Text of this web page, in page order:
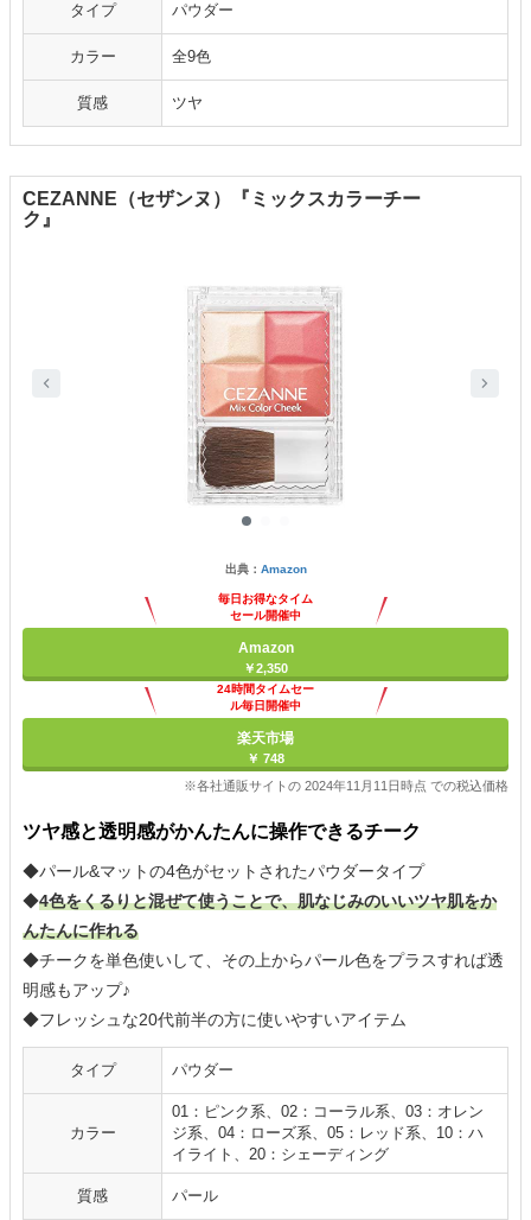
タイプ パウダー
カラー 全9色
質感 ツヤ
CEZANNE（セザンヌ）『ミックスカラーチー
ク』
出典： Amazon
毎日お得なタイム
セール開催中
Amazon
￥2,350
24時間タイムセー
ル毎日開催中
楽天市場
￥ 748
※各社通販サイトの 2024年11月11日時点 での税込価格
ツヤ感と透明感がかんたんに操作できるチーク
◆パール&マットの4色がセットされたパウダータイプ
◆4色をくるりと混ぜて使うことで、肌なじみのいいツヤ肌をか
んたんに作れる
◆チークを単色使いして、その上からパール色をプラスすれば透
明感もアップ♪
◆フレッシュな20代前半の方に使いやすいアイテム
タイプ パウダー
カラー
01：ピンク系、02：コーラル系、03：オレン
ジ系、04：ローズ系、05：レッド系、10：ハ
イライト、20：シェーディング
質感 パール